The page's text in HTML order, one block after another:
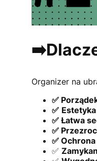
Organizer na
✅
✅ Estetyka
✅ Łatwa
✅ P
✅ O
✅